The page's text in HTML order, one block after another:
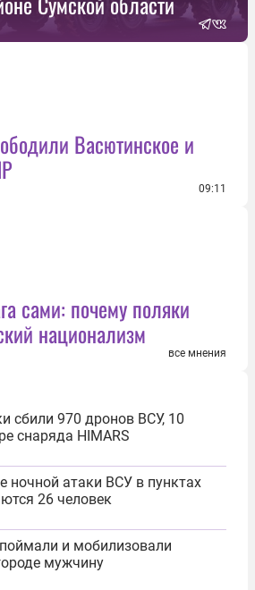
Васютинское и
09:11
сами: почему поляки
национализм
все мнения
сбили 970 дронов ВСУ, 10
снаряда HIMARS
ночной атаки ВСУ в пунктах
26 человек
и мобилизовали
мужчину